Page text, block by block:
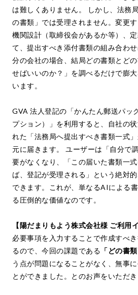
は難しくありません。 しかし、法務
の書類」では受理されません。変更
機関設計（取締役会があるか等）、
て、提出すべき添付書類の組み合わ
分の会社の場合、結局どの書類とど
せばいいのか？」を調べるだけで膨
います。
GVA 法人登記の「かんたん郵送パッ
プション）」を利用すると、自社の
れた「法務局へ提出すべき書類一式
元に届きます。 ユーザーは「自分で
要がなくなり、「この届いた書類一
ば、登記が受理される」という絶対
できます。これが、単なるAIによる
る圧倒的な価値なのです。
【陽だまりもよう株式会社様 ご利用
必要事項を入力することで作成すべ
るので、今回の課題である 「どの書
う点が問題になることがなく、無事
とができました。とのお声をいただき